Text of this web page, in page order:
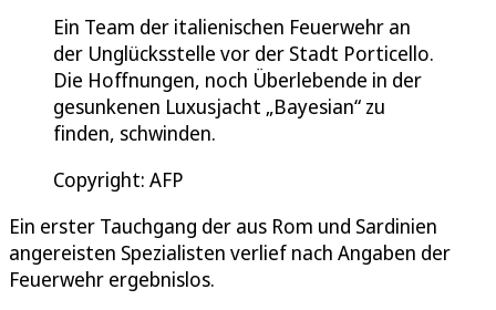
Ein Team der italienischen Feuerwehr an
der Unglücksstelle vor der Stadt Porticello.
Die Hoffnungen, noch Überlebende in der
gesunkenen Luxusjacht „Bayesian“ zu
finden, schwinden.
Copyright: AFP
Ein erster Tauchgang der aus Rom und Sardinien
angereisten Spezialisten verlief nach Angaben der
Feuerwehr ergebnislos.